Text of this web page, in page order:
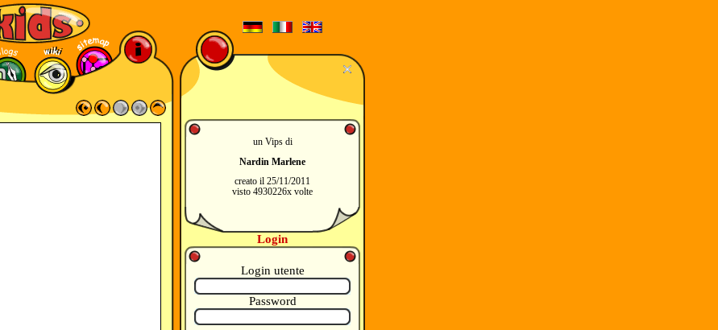
un Vips di
Nardin Marlene
creato il 25/11/2011
visto 4930226x volte
Login
Login utente
Password